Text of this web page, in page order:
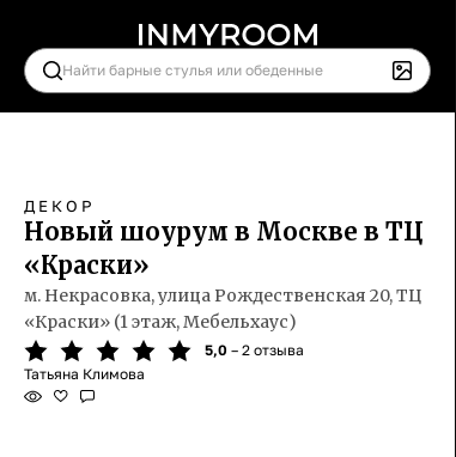
ДЕКОР
Новый шоурум в Москве в ТЦ
«Краски»
м. Некрасовка, улица Рождественская 20, ТЦ
«Краски» (1 этаж, Мебельхаус)
5,0 – 2 отзыва
Татьяна Климова